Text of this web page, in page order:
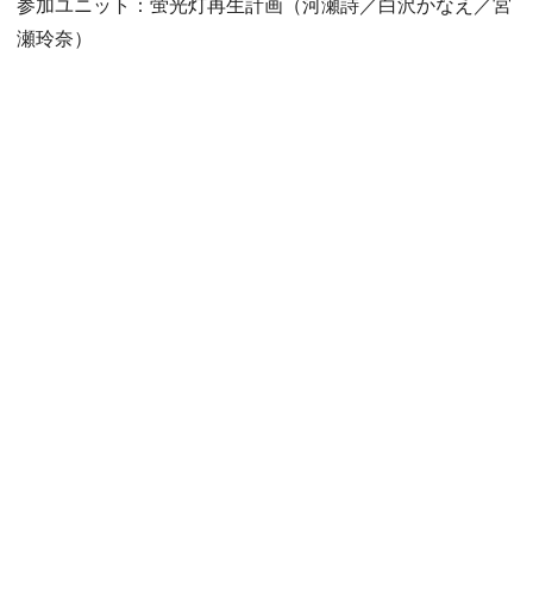
瀬玲奈）